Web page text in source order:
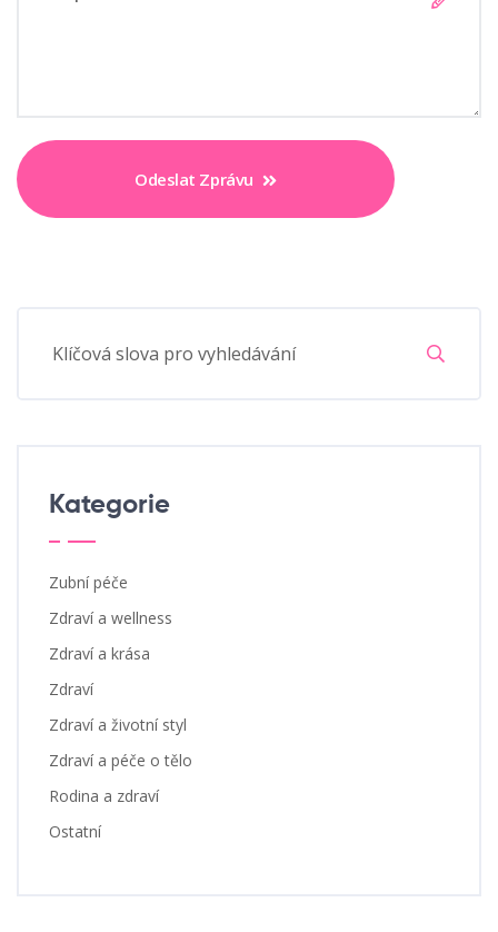
Odeslat Zprávu
Kategorie
Zubní péče
Zdraví a wellness
Zdraví a krása
Zdraví
Zdraví a životní styl
Zdraví a péče o tělo
Rodina a zdraví
Ostatní